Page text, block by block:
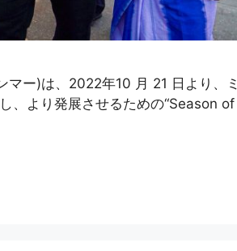
マー)は、2022年10 月 21 日より、ミ
、より発展させるための“Season of